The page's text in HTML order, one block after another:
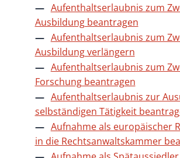
Aufenthaltserlaubnis zum
Ausbildung beantragen
Aufenthaltserlaubnis zum
Ausbildung verlängern
Aufenthaltserlaubnis zum
Forschung beantragen
Aufenthaltserlaubnis zur
selbständigen Tätigkeit
Aufnahme als europäischer
in die Rechtsanwaltskammer